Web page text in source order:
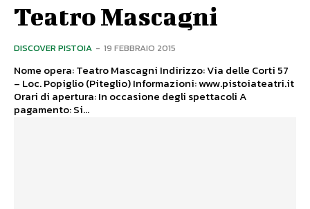
Teatro Mascagni
DISCOVER PISTOIA - 19 FEBBRAIO 2015
Nome opera: Teatro Mascagni Indirizzo: Via delle Corti 57
– Loc. Popiglio (Piteglio) Informazioni: www.pistoiateatri.it
Orari di apertura: In occasione degli spettacoli A
pagamento: Si...